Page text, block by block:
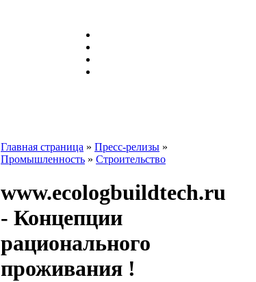
Главная страница » Пресс-релизы »
Промышленность » Строительство
www.ecologbuildtech.ru
- Концепции
рационального
проживания !